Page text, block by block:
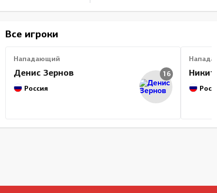
Все игроки
Нападающий
Денис Зернов
Россия
16